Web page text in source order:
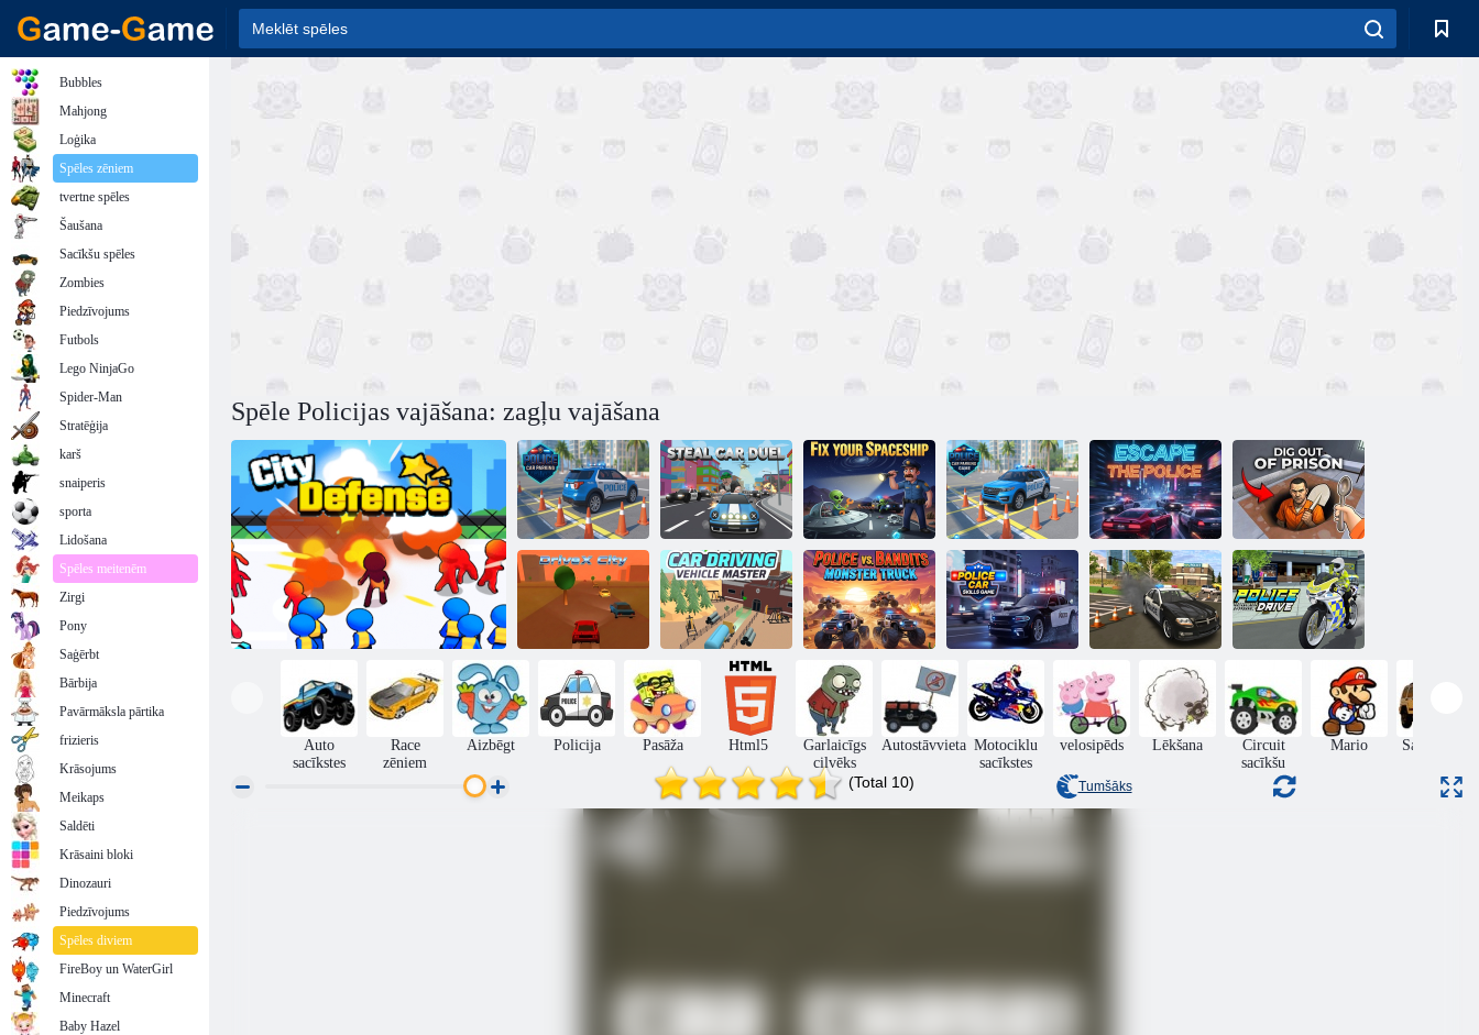
Spēle Policijas vajāšana: zagļu vajāšana
Policijas
automašīnu
stāvvieta
Nozagtu
automašīnu
duelis
Labojiet savu
kosmosa kuģi
Spēle policijas
automašīnu
novietošanai
Bēg no policijas
Izrakt no
cietuma
DriveX pilsēta
Vehicle Driving
Master spēle
Policija pret
bandītiem:
Monster Truck
Policijas
automašīnu
Policijas auto
vajāšanas
policista
simulators
Policijas
brauciens
Auto
sacīkstes
Race
zēniem
Aizbēgt Policija Pasāža Html5
Garlaicīgs
cilvēks
Autostāvvieta Motociklu
sacīkstes
velosipēds Lēkšana
Circuit
sacīkšu
Mario
Sacīkšu uz
(Total 10) Tumšāks
Bubbles
Mahjong
Loģika
Spēles zēniem
tvertne spēles
Šaušana
Sacīkšu spēles
Zombies
Piedzīvojums
Futbols
Lego NinjaGo
Spider-Man
Stratēģija
karš
snaiperis
sporta
Lidošana
Spēles meitenēm
Zirgi
Pony
Saģērbt
Bārbija
Pavārmāksla pārtika
frizieris
Krāsojums
Meikaps
Saldēti
Krāsaini bloki
Dinozauri
Piedzīvojums
Spēles diviem
FireBoy un WaterGirl
Minecraft
Baby Hazel